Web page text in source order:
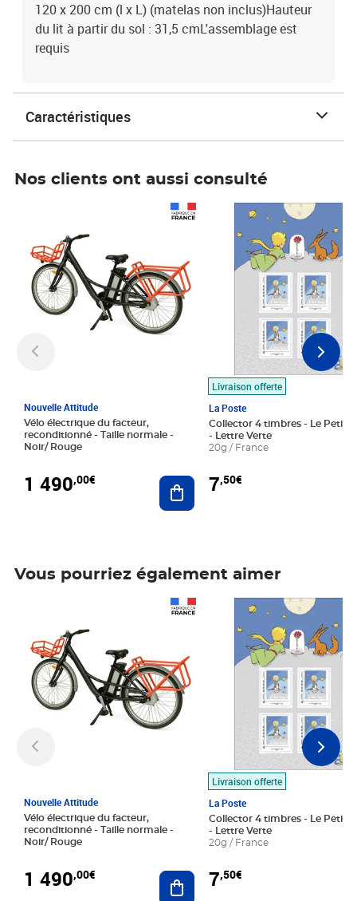
120 x 200 cm (l x L) (matelas non inclus)Hauteur
du lit à partir du sol : 31,5 cmL'assemblage est
requis
Caractéristiques
Nos clients ont aussi consulté
Nouvelle Attitude
Vélo électrique du facteur,
reconditionné - Taille normale -
Noir/ Rouge
1 490,00€ Ajouter au panier
Livraison offerte
La Poste
Collector 4 timbres - Le Petit
- Lettre Verte
20g / France
7,50€
Prix 7,50€
Vous pourriez également aimer
Nouvelle Attitude
Vélo électrique du facteur,
reconditionné - Taille normale -
Noir/ Rouge
1 490,00€ Ajouter au panier
Livraison offerte
La Poste
Collector 4 timbres - Le Petit
- Lettre Verte
20g / France
7,50€
Prix 7,50€